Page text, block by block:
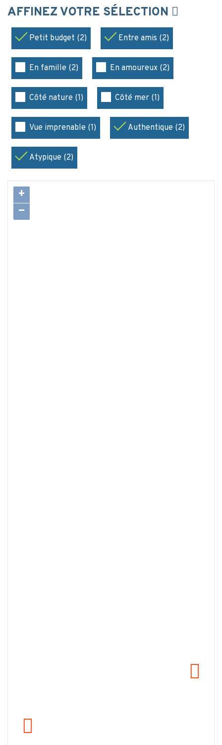
AFFINEZ VOTRE SÉLECTION
Petit budget (2) Entre amis (2)
En famille (2) En amoureux (2)
Côté nature (1) Côté mer (1)
Vue imprenable (1) Authentique (2)
Atypique (2)
+
−